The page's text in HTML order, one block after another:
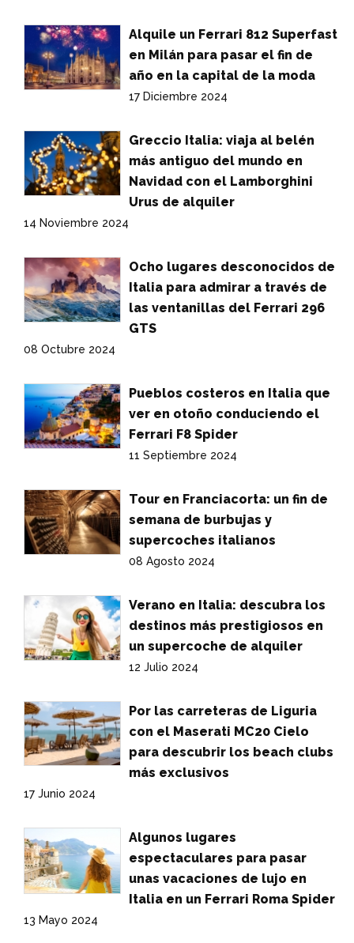
Alquile un Ferrari 812 Superfast
en Milán para pasar el fin de
año en la capital de la moda
17 Diciembre 2024
Greccio Italia: viaja al belén
más antiguo del mundo en
Navidad con el Lamborghini
Urus de alquiler
14 Noviembre 2024
Ocho lugares desconocidos de
Italia para admirar a través de
las ventanillas del Ferrari 296
GTS
08 Octubre 2024
Pueblos costeros en Italia que
ver en otoño conduciendo el
Ferrari F8 Spider
11 Septiembre 2024
Tour en Franciacorta: un fin de
semana de burbujas y
supercoches italianos
08 Agosto 2024
Verano en Italia: descubra los
destinos más prestigiosos en
un supercoche de alquiler
12 Julio 2024
Por las carreteras de Liguria
con el Maserati MC20 Cielo
para descubrir los beach clubs
más exclusivos
17 Junio 2024
Algunos lugares
espectaculares para pasar
unas vacaciones de lujo en
Italia en un Ferrari Roma Spider
13 Mayo 2024